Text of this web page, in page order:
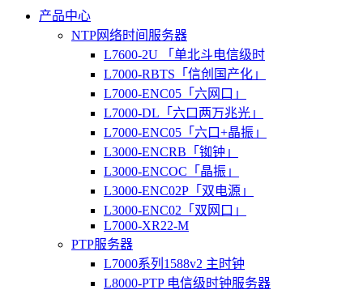
产品中心
NTP网络时间服务器
L7600-2U 「单北斗电信级时
L7000-RBTS「信创国产化」
L7000-ENC05「六网口」
L7000-DL「六口两万兆光」
L7000-ENC05「六口+晶振」
L3000-ENCRB「铷钟」
L3000-ENCOC「晶振」
L3000-ENC02P「双电源」
L3000-ENC02「双网口」
L7000-XR22-M
PTP服务器
L7000系列1588v2 主时钟
L8000-PTP 电信级时钟服务器